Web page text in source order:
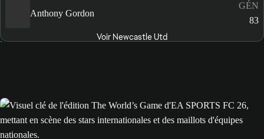
Anthony Gordon
GÉN
83
Voir Newcastle Utd